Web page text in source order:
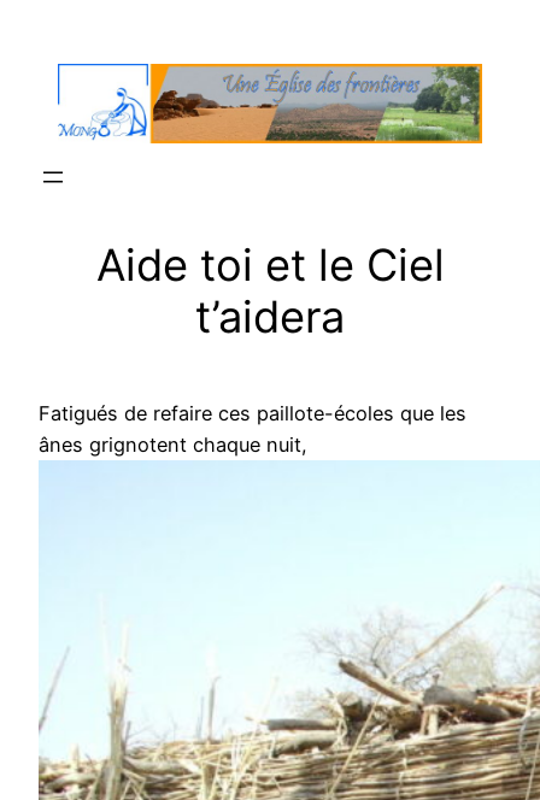
Aide toi et le Ciel
t’aidera
Fatigués de refaire ces paillote-écoles que les
ânes grignotent chaque nuit,